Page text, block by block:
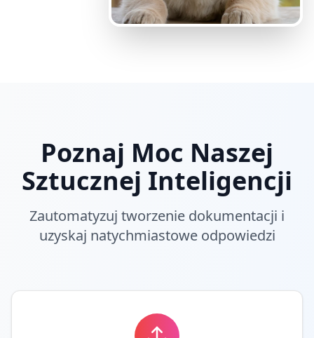
Poznaj Moc Naszej
Sztucznej Inteligencji
Zautomatyzuj tworzenie dokumentacji i
uzyskaj natychmiastowe odpowiedzi